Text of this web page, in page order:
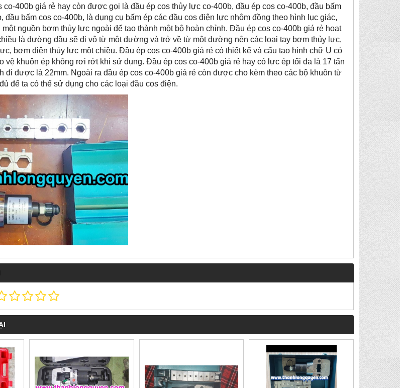
co-400b giá rẻ hay còn được gọi là đầu ép cos thủy lực co-400b, đầu ép cos co-400b, đầu bấm
đầu bấm cos co-400b, là dụng cụ bấm ép các đầu cos điện lực nhôm đồng theo hình lục giác,
nguồn bơm thủy lực ngoài để tạo thành một bộ hoàn chỉnh. Đầu ép cos co-400b giá rẻ hoạt
là đường dầu sẽ đi vô từ một đường và trở về từ một đường nên các loại tay bơm thủy lực,
bơm điện thủy lực một chiều. Đầu ép cos co-400b giá rẻ có thiết kế và cấu tạo hình chữ U có
vệ khuôn ép không rơi rớt khi sử dụng. Đầu ép cos co-400b giá rẻ hay có lực ép tối đa là 17 tấn
đi được là 22mm. Ngoài ra đầu ép cos co-400b giá rẻ còn được cho kèm theo các bộ khuôn từ
để ta có thể sử dụng cho các loại đầu cos điện.